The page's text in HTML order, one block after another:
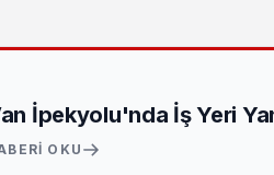
İpekyolu'nda İş Yeri
OKU